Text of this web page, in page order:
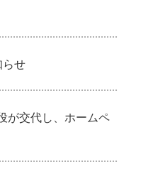
らせ
が交代し、ホームペ